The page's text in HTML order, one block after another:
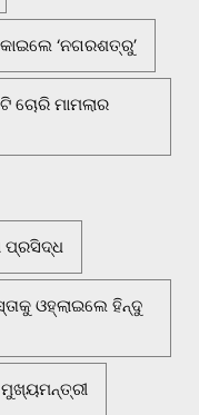
‘ନଗରଶତ୍ରୁ’
ଚୋରି ମାମଲାର
ପ୍ରସିଦ୍ଧ
ଓହ୍ଲାଇଲେ ହିନ୍ଦୁ